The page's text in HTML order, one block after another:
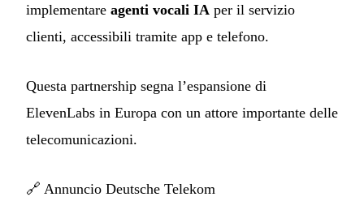
implementare agenti vocali IA per il servizio
clienti, accessibili tramite app e telefono.
Questa partnership segna l’espansione di
ElevenLabs in Europa con un attore importante delle
telecomunicazioni.
🔗 Annuncio Deutsche Telekom